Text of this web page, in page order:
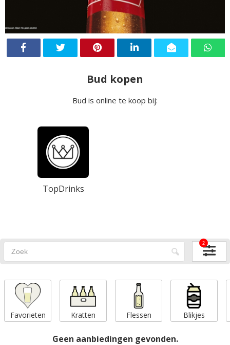
Bud kopen
Bud is online te koop bij:
TopDrinks
2
Favorieten Kratten Flessen Blikjes
Geen aanbiedingen gevonden.